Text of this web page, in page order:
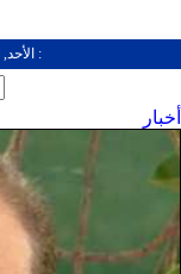
: الأحد, 09-أغسطس-2026 الساعة: 09:10 ص
أخبار